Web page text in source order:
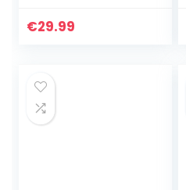
Alexa (bridge
€29.99